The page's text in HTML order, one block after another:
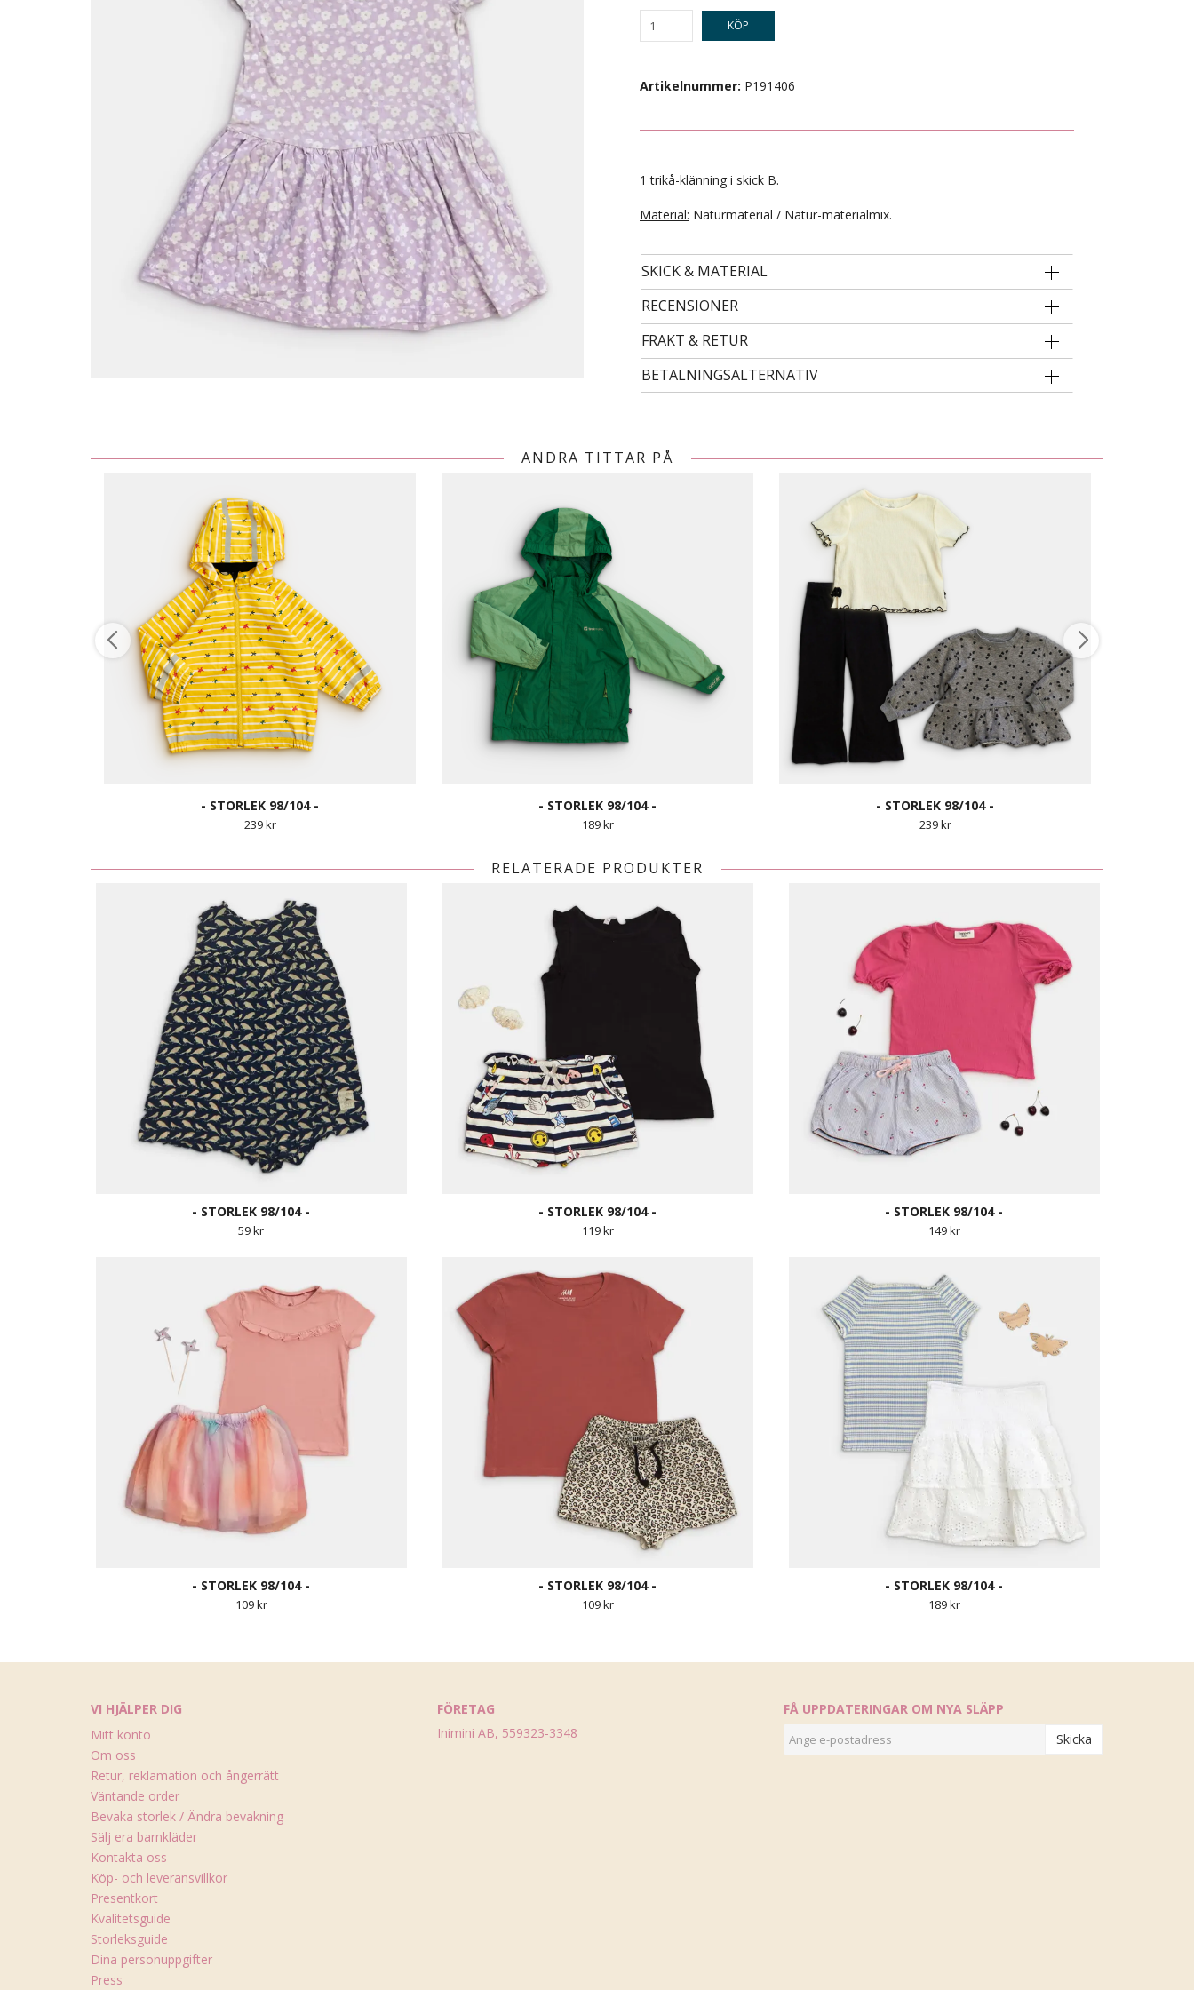
KÖP
Artikelnummer: P191406
1 trikå-klänning i skick B.
Material: Naturmaterial / Natur-materialmix.
SKICK & MATERIAL
RECENSIONER
FRAKT & RETUR
BETALNINGSALTERNATIV
ANDRA TITTAR PÅ
- STORLEK 98/104 -
239 kr
- STORLEK 98/104 -
189 kr
- STORLEK 98/104 -
239 kr
RELATERADE PRODUKTER
- STORLEK 98/104 -
59 kr
- STORLEK 98/104 -
119 kr
- STORLEK 98/104 -
149 kr
- STORLEK 98/104 -
109 kr
- STORLEK 98/104 -
109 kr
- STORLEK 98/104 -
189 kr
VI HJÄLPER DIG
Mitt konto
Om oss
Retur, reklamation och ångerrätt
Väntande order
Bevaka storlek / Ändra bevakning
Sälj era barnkläder
Kontakta oss
Köp- och leveransvillkor
Presentkort
Kvalitetsguide
Storleksguide
Dina personuppgifter
Press
FÖRETAG
Inimini AB, 559323-3348
FÅ UPPDATERINGAR OM NYA SLÄPP
Skicka